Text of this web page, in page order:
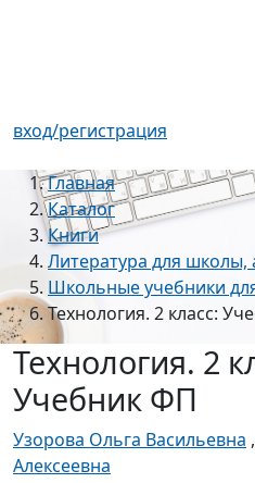
вход/регистрация
Главная
Каталог
Книги
Литература для школы,
Школьные учебники
Технология. 2 класс:
Технология. 2
Учебник ФП
Узорова Ольга Васильевна ,
Алексеевна